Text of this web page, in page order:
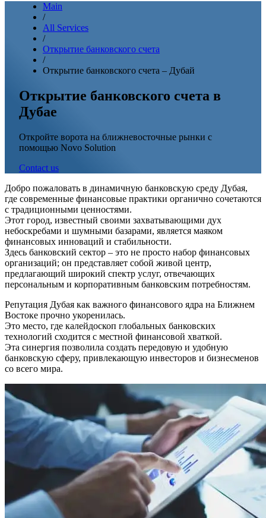
Main
/
All Services
/
Открытие банковского счета
/
Открытие банковского счета – Дубай
Открытие банковского счета в
Дубае
Откройте ворота на ближневосточные рынки с
помощью Novo Solution
Contact us
Добро пожаловать в динамичную банковскую среду Дубая,
где современные финансовые практики органично сочетаются
с традиционными ценностями.
Этот город, известный своими захватывающими дух
небоскребами и шумными базарами, является маяком
финансовых инноваций и стабильности.
Здесь банковский сектор – это не просто набор финансовых
организаций; он представляет собой живой центр,
предлагающий широкий спектр услуг, отвечающих
персональным и корпоративным банковским потребностям.
Репутация Дубая как важного финансового ядра на Ближнем
Востоке прочно укоренилась.
Это место, где калейдоскоп глобальных банковских
технологий сходится с местной финансовой хваткой.
Эта синергия позволила создать передовую и удобную
банковскую сферу, привлекающую инвесторов и бизнесменов
со всего мира.